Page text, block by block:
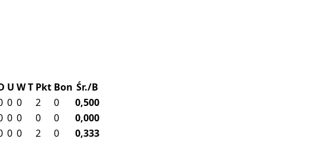
U WT Pkt Bon Śr./B
0 0 2 0
0,500
0 0 0 0
0,000
0 0 2 0
0,333